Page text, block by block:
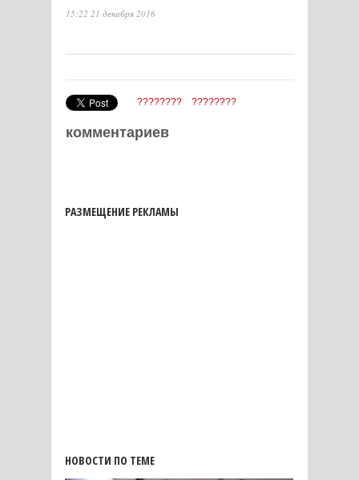
15:22 21 декабря 2016
???????? ????????
комментариев
РАЗМЕЩЕНИЕ РЕКЛАМЫ
НОВОСТИ ПО ТЕМЕ